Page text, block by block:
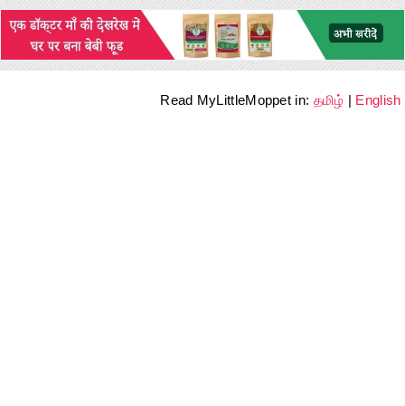
Read MyLittleMoppet in: தமிழ் | English